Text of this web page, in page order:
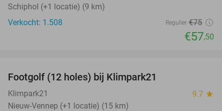
Schiphol (+1 locatie) (9 km)
Verkocht: 1.508
Regulier €75
€57,50
NEW
TODAY
Footgolf (12 holes) bij Klimpark21
Klimpark21 9.7 star
Nieuw-Vennep (+1 locatie) (15 km)